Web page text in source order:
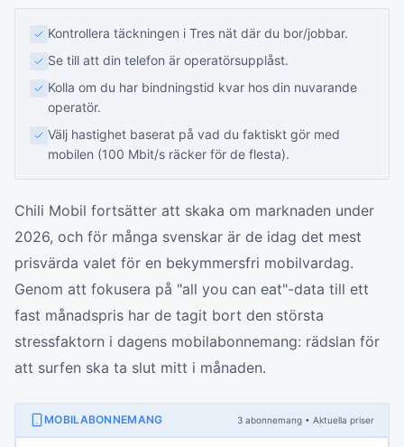
Kontrollera täckningen i Tres nät där du bor/jobbar.
Se till att din telefon är operatörsupplåst.
Kolla om du har bindningstid kvar hos din nuvarande
operatör.
Välj hastighet baserat på vad du faktiskt gör med
mobilen (100 Mbit/s räcker för de flesta).
Chili Mobil fortsätter att skaka om marknaden under
2026, och för många svenskar är de idag det mest
prisvärda valet för en bekymmersfri mobilvardag.
Genom att fokusera på "all you can eat"-data till ett
fast månadspris har de tagit bort den största
stressfaktorn i dagens mobilabonnemang: rädslan för
att surfen ska ta slut mitt i månaden.
MOBILABONNEMANG 3 abonnemang • Aktuella priser